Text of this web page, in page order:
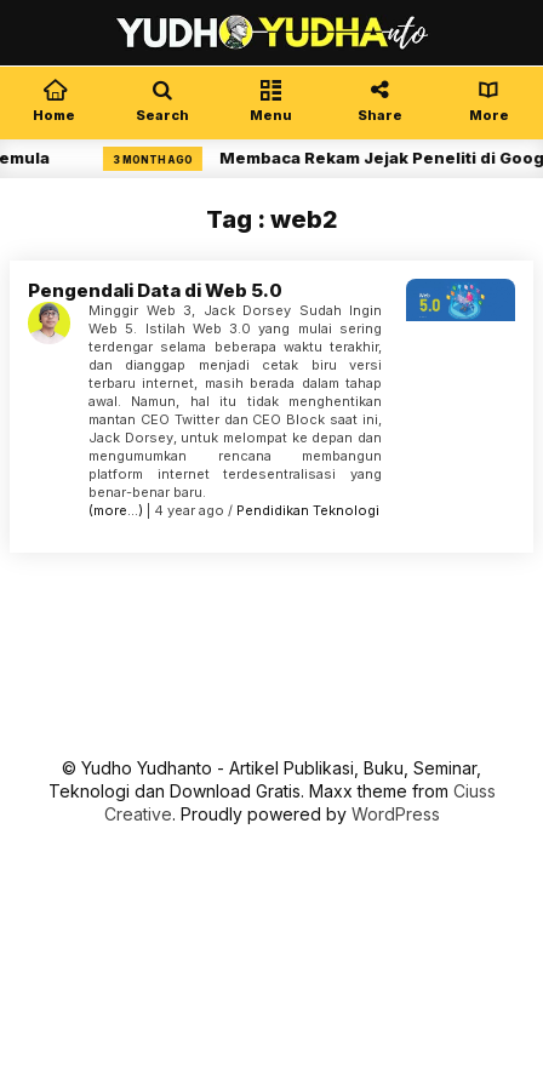
Home Search Menu Share More
3 MONTH AGO Membaca Rekam Jejak Peneliti di
Tag : web2
Pengendali Data di Web 5.0
Minggir Web 3, Jack Dorsey Sudah Ingin
Web 5. Istilah Web 3.0 yang mulai sering
terdengar selama beberapa waktu terakhir,
dan dianggap menjadi cetak biru versi
terbaru internet, masih berada dalam tahap
awal. Namun, hal itu tidak menghentikan
mantan CEO Twitter dan CEO Block saat ini,
Jack Dorsey, untuk melompat ke depan dan
mengumumkan rencana membangun
platform internet terdesentralisasi yang
benar-benar baru.
(more…) | 4 year ago / Pendidikan Teknologi
© Yudho Yudhanto - Artikel Publikasi, Buku, Seminar,
Teknologi dan Download Gratis. Maxx theme from Ciuss
Creative. Proudly powered by WordPress